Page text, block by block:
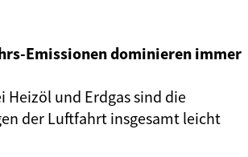
Emissionen dominieren immer
Heizöl und Erdgas sind die
der Luftfahrt insgesamt leicht